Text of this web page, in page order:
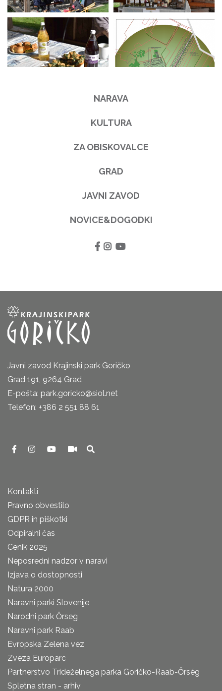
NARAVA
KULTURA
ZA OBISKOVALCE
GRAD
JAVNI ZAVOD
NOVICE&DOGODKI
Javni zavod Krajinski park Goričko
Grad 191, 9264 Grad
E-pošta: park.goricko@siol.net
Telefon: +386 2 551 88 61
Kontakti
Pravno obvestilo
GDPR in piškotki
Odpiralni čas
Cenik 2025
Neposredni nadzor v naravi
Izjava o dostopnosti
Natura 2000
Naravni parki Slovenije
Narodni park Őrseg
Naravni park Raab
Evropska Zelena vez
Zveza Europarc
Partnerstvo Trideželnega parka Goričko-Raab-Őrség
Spletna stran - arhiv